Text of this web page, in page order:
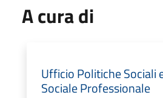
A cura di
Ufficio Politiche Sociali
Sociale Professionale